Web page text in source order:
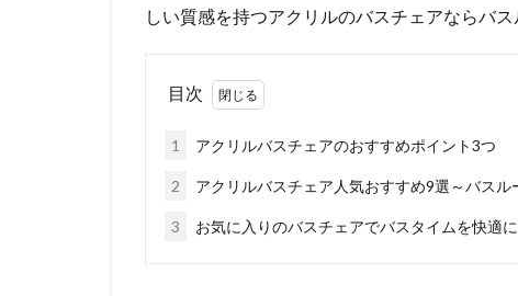
しい質感を持つアクリルのバスチェアならバ
目次
1 アクリルバスチェアのおすすめポイント3つ
2 アクリルバスチェア人気おすすめ9選～バスル
3 お気に入りのバスチェアでバスタイムを快適に